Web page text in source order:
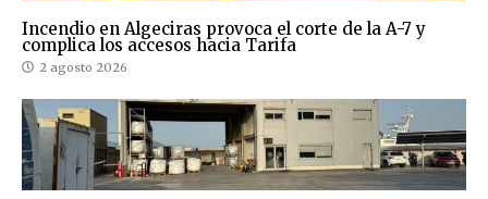
Incendio en Algeciras provoca el corte de la A-7 y
complica los accesos hacia Tarifa
2 agosto 2026